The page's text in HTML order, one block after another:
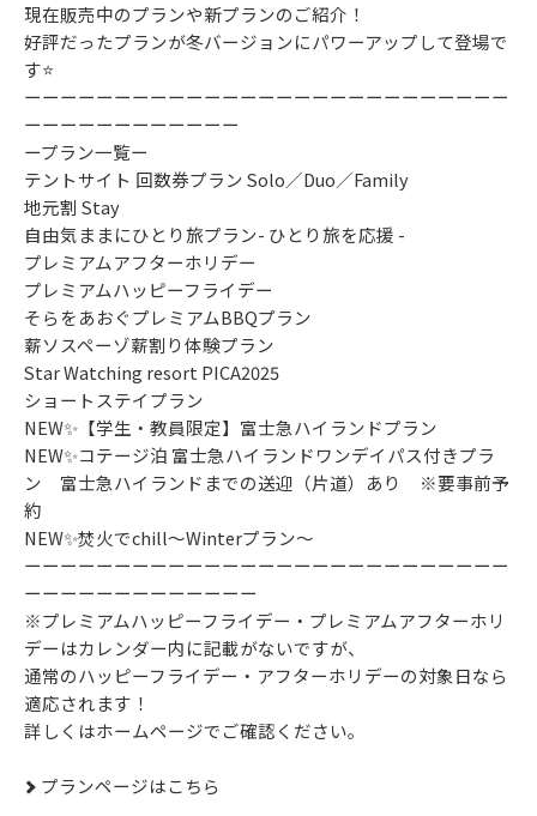
現在販売中のプランや新プランのご紹介！
好評だったプランが冬バージョンにパワーアップして登場で
す⭐
ーーーーーーーーーーーーーーーーーーーーーーーーーーー
ーーーーーーーーーーーー
ープラン一覧ー
テントサイト 回数券プラン Solo／Duo／Family
地元割 Stay
自由気ままにひとり旅プラン- ひとり旅を応援 -
プレミアムアフターホリデー
プレミアムハッピーフライデー
そらをあおぐプレミアムBBQプラン
薪ソスペーゾ薪割り体験プラン
Star Watching resort PICA2025
ショートステイプラン
NEW✨【学生・教員限定】富士急ハイランドプラン
NEW✨コテージ泊 富士急ハイランドワンデイパス付きプラ
ン 富士急ハイランドまでの送迎（片道）あり ※要事前予
約
NEW✨焚火でchill～Winterプラン～
ーーーーーーーーーーーーーーーーーーーーーーーーーーー
ーーーーーーーーーーーーー
※プレミアムハッピーフライデー・プレミアムアフターホリ
デーはカレンダー内に記載がないですが、
通常のハッピーフライデー・アフターホリデーの対象日なら
適応されます！
詳しくはホームページでご確認ください。
プランページはこちら